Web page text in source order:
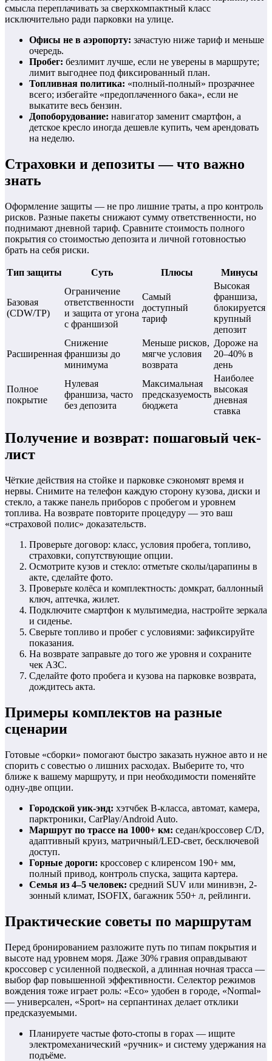
смысла переплачивать за сверхкомпактный класс
исключительно ради парковки на улице.
Офисы не в аэропорту: зачастую ниже тариф и меньше
очередь.
Пробег: безлимит лучше, если не уверены в маршруте;
лимит выгоднее под фиксированный план.
Топливная политика: «полный-полный» прозрачнее
всего; избегайте «предоплаченного бака», если не
выкатите весь бензин.
Допоборудование: навигатор заменит смартфон, а
детское кресло иногда дешевле купить, чем арендовать
на неделю.
Страховки и депозиты — что важно
знать
Оформление защиты — не про лишние траты, а про контроль
рисков. Разные пакеты снижают сумму ответственности, но
поднимают дневной тариф. Сравните стоимость полного
покрытия со стоимостью депозита и личной готовностью
брать на себя риски.
Тип защиты Суть Плюсы Минусы
Базовая
(CDW/TP)
Ограничение
ответственности
и защита от угона
с франшизой
Самый
доступный
тариф
Высокая
франшиза,
блокируется
крупный
депозит
Расширенная
Снижение
франшизы до
минимума
Меньше рисков,
мягче условия
возврата
Дороже на
20–40% в
день
Полное
покрытие
Нулевая
франшиза, часто
без депозита
Максимальная
предсказуемость
бюджета
Наиболее
высокая
дневная
ставка
Получение и возврат: пошаговый чек-
лист
Чёткие действия на стойке и парковке сэкономят время и
нервы. Снимите на телефон каждую сторону кузова, диски и
стекло, а также панель приборов с пробегом и уровнем
топлива. На возврате повторите процедуру — это ваш
«страховой полис» доказательств.
Проверьте договор: класс, условия пробега, топливо,
страховки, сопутствующие опции.
Осмотрите кузов и стекло: отметьте сколы/царапины в
акте, сделайте фото.
Проверьте колёса и комплектность: домкрат, баллонный
ключ, аптечка, жилет.
Подключите смартфон к мультимедиа, настройте зеркала
и сиденье.
Сверьте топливо и пробег с условиями: зафиксируйте
показания.
На возврате заправьте до того же уровня и сохраните
чек АЗС.
Сделайте фото пробега и кузова на парковке возврата,
дождитесь акта.
Примеры комплектов на разные
сценарии
Готовые «сборки» помогают быстро заказать нужное авто и не
спорить с совестью о лишних расходах. Выберите то, что
ближе к вашему маршруту, и при необходимости поменяйте
одну-две опции.
Городской уик-энд: хэтчбек B-класса, автомат, камера,
парктроники, CarPlay/Android Auto.
Маршрут по трассе на 1000+ км: седан/кроссовер C/D,
адаптивный круиз, матричный/LED-свет, бесключевой
доступ.
Горные дороги: кроссовер с клиренсом 190+ мм,
полный привод, контроль спуска, защита картера.
Семья из 4–5 человек: средний SUV или минивэн, 2-
зонный климат, ISOFIX, багажник 550+ л, рейлинги.
Практические советы по маршрутам
Перед бронированием разложите путь по типам покрытия и
высоте над уровнем моря. Даже 30% гравия оправдывают
кроссовер с усиленной подвеской, а длинная ночная трасса —
выбор фар повышенной эффективности. Селектор режимов
вождения тоже играет роль: «Eco» удобен в городе, «Normal»
— универсален, «Sport» на серпантинах делает отклики
предсказуемыми.
Планируете частые фото-стопы в горах — ищите
электромеханический «ручник» и систему удержания на
подъёме.